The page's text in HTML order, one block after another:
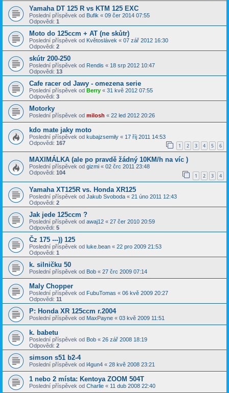
Yamaha DT 125 R vs KTM 125 EXC
Poslední příspěvek od Bufik « 09 čer 2014 07:55
Odpovědi: 1
Moto do 125ccm + AT (ne skůtr)
Poslední příspěvek od Květoslávek « 07 zář 2012 16:30
Odpovědi: 2
skútr 200-250
Poslední příspěvek od Rendis « 18 srp 2012 10:47
Odpovědi: 13
Cafe racer od Jawy - omezena serie
Poslední příspěvek od Berry « 31 kvě 2012 07:55
Odpovědi: 3
Motorky
Poslední příspěvek od milosh « 22 led 2012 20:26
kdo mate jaky moto
Poslední příspěvek od kubajzsemily « 17 říj 2011 14:53
Odpovědi: 167 1 2 3 4 5 6
MAXIMÁLKA (ale po pravdě žádný 10KM/h na víc )
Poslední příspěvek od gizmi « 02 črc 2011 23:48
Odpovědi: 104 1 2 3 4
Yamaha XT125R vs. Honda XR125
Poslední příspěvek od Jakub Svoboda « 21 úno 2011 12:43
Odpovědi: 2
Jak jede 125ccm ?
Poslední příspěvek od awaj12 « 27 čer 2010 20:59
Odpovědi: 5
Čz 175 ---)) 125
Poslední příspěvek od luke.bean « 22 pro 2009 21:53
Odpovědi: 1
k. silničku 50
Poslední příspěvek od Bob « 27 črc 2009 07:14
Maly Chopper
Poslední příspěvek od FubuTomas « 06 kvě 2009 20:27
Odpovědi: 11
P: Honda XR 125ccm r.2004
Poslední příspěvek od MaxPayne « 03 kvě 2009 11:51
k. babetu
Poslední příspěvek od Bob « 26 zář 2008 18:19
Odpovědi: 2
simson s51 b2-4
Poslední příspěvek od l4gun4 « 28 kvě 2008 23:21
1 nebo 2 místa: Kentoya ZOOM 504T
Poslední příspěvek od Charlie « 11 dub 2008 22:40